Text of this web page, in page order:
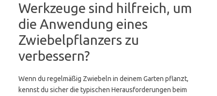
Werkzeuge sind hilfreich, um
die Anwendung eines
Zwiebelpflanzers zu
verbessern?
Wenn du regelmäßig Zwiebeln in deinem Garten pflanzt,
kennst du sicher die typischen Herausforderungen beim